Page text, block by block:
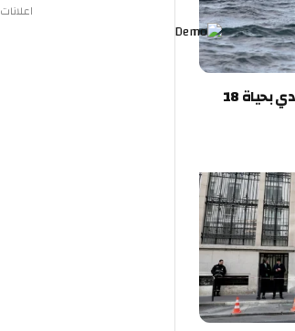
تركيا.. غرق قارب مهاجرين يودي بحياة 18
اعلانات